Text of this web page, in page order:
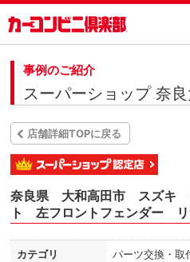
事例のご紹介
スーパーショップ 奈
店舗詳細TOPに戻る
奈良県 大和高田市 スズキ
ト 左フロントフェンダー
カテゴリ パーツ交換・取